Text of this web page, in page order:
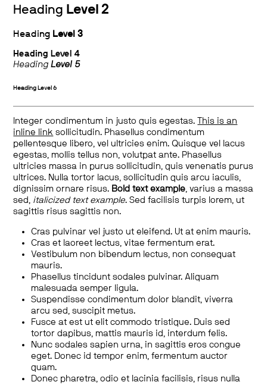
Heading Level 2
Heading Level 3
Heading Level 4
HeadingLevel 5
Heading Level 6
Integer condimentum in justo quis egestas.
This is an
inline link sollicitudin. Phasellus condimentum
pellentesque libero, vel ultricies enim. Quisque vel lacus
egestas, mollis tellus non, volutpat ante. Phasellus
ultricies massa in purus sollicitudin, quis venenatis purus
ultrices. Nulla tortor lacus, sollicitudin quis arcu iaculis,
dignissim ornare risus. Bold text example, varius a massa
sed, italicized text example. Sed facilisis turpis lorem, ut
sagittis risus sagittis non.
Cras pulvinar vel justo ut eleifend. Ut at enim mauris.
Cras et laoreet lectus, vitae fermentum erat.
Vestibulum non bibendum lectus, non consequat
mauris.
Phasellus tincidunt sodales pulvinar. Aliquam
malesuada semper ligula.
Suspendisse condimentum dolor blandit, viverra
arcu sed, suscipit metus.
Fusce at est ut elit commodo tristique. Duis sed
tortor dapibus, mattis mauris id, interdum felis.
Nunc sodales sapien urna, in sagittis eros congue
eget. Donec id tempor enim, fermentum auctor
quam.
Donec pharetra, odio et lacinia facilisis, risus nulla